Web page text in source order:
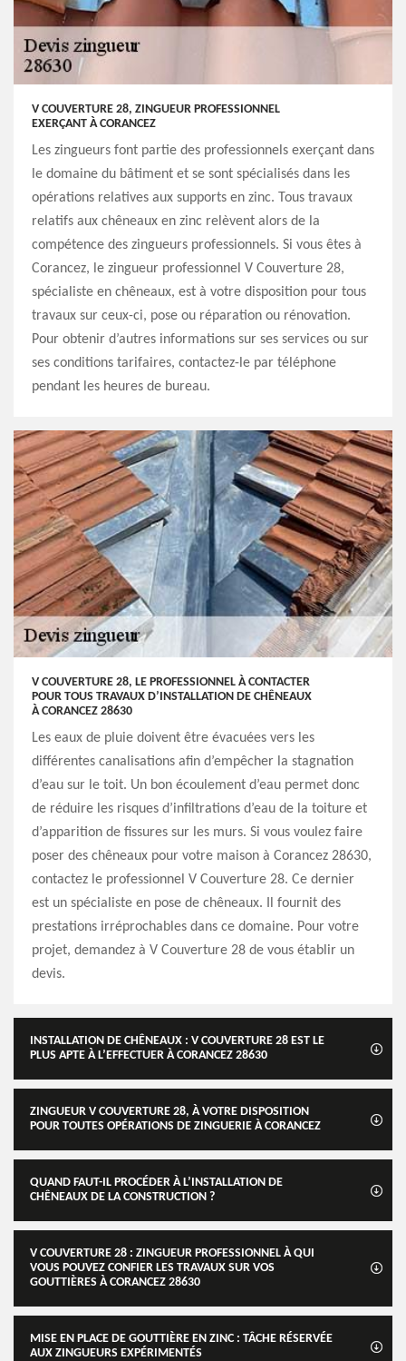
V COUVERTURE 28, ZINGUEUR PROFESSIONNEL
EXERÇANT À CORANCEZ
Les zingueurs font partie des professionnels exerçant dans
le domaine du bâtiment et se sont spécialisés dans les
opérations relatives aux supports en zinc. Tous travaux
relatifs aux chêneaux en zinc relèvent alors de la
compétence des zingueurs professionnels. Si vous êtes à
Corancez, le zingueur professionnel V Couverture 28,
spécialiste en chêneaux, est à votre disposition pour tous
travaux sur ceux-ci, pose ou réparation ou rénovation.
Pour obtenir d’autres informations sur ses services ou sur
ses conditions tarifaires, contactez-le par téléphone
pendant les heures de bureau.
V COUVERTURE 28, LE PROFESSIONNEL À CONTACTER
POUR TOUS TRAVAUX D’INSTALLATION DE CHÊNEAUX
À CORANCEZ 28630
Les eaux de pluie doivent être évacuées vers les
différentes canalisations afin d’empêcher la stagnation
d’eau sur le toit. Un bon écoulement d’eau permet donc
de réduire les risques d’infiltrations d’eau de la toiture et
d’apparition de fissures sur les murs. Si vous voulez faire
poser des chêneaux pour votre maison à Corancez 28630,
contactez le professionnel V Couverture 28. Ce dernier
est un spécialiste en pose de chêneaux. Il fournit des
prestations irréprochables dans ce domaine. Pour votre
projet, demandez à V Couverture 28 de vous établir un
devis.
INSTALLATION DE CHÊNEAUX : V COUVERTURE 28 EST LE
PLUS APTE À L’EFFECTUER À CORANCEZ 28630
ZINGUEUR V COUVERTURE 28, À VOTRE DISPOSITION
POUR TOUTES OPÉRATIONS DE ZINGUERIE À CORANCEZ
QUAND FAUT-IL PROCÉDER À L’INSTALLATION DE
CHÊNEAUX DE LA CONSTRUCTION ?
V COUVERTURE 28 : ZINGUEUR PROFESSIONNEL À QUI
VOUS POUVEZ CONFIER LES TRAVAUX SUR VOS
GOUTTIÈRES À CORANCEZ 28630
MISE EN PLACE DE GOUTTIÈRE EN ZINC : TÂCHE RÉSERVÉE
AUX ZINGUEURS EXPÉRIMENTÉS